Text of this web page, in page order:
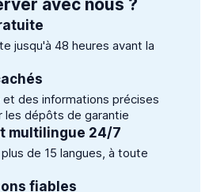
avec nous ?
jusqu'à 48 heures avant la
et des informations précises
les dépôts de garantie
multilingue 24/7
de 15 langues, à toute
fiables